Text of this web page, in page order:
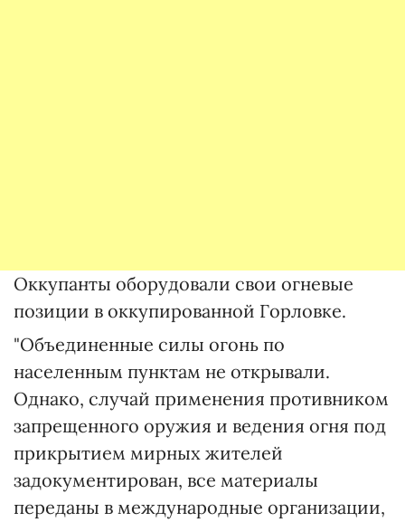
Оккупанты оборудовали свои огневые
позиции в оккупированной Горловке.
"Объединенные силы огонь по
населенным пунктам не открывали.
Однако, случай применения противником
запрещенного оружия и ведения огня под
прикрытием мирных жителей
задокументирован, все материалы
переданы в международные организации,